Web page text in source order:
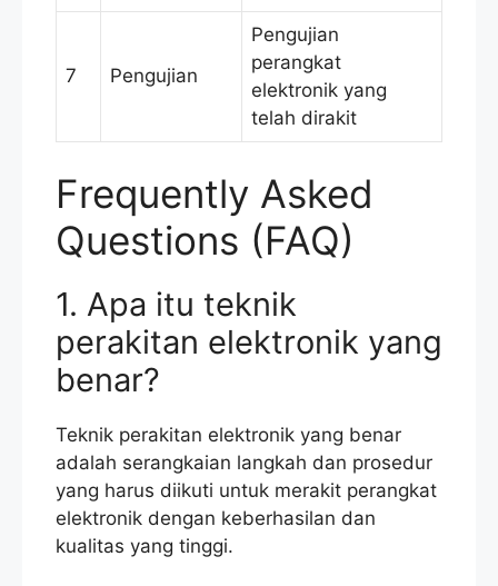
7 Pengujian
Pengujian
perangkat
elektronik yang
telah dirakit
Frequently Asked
Questions (FAQ)
1. Apa itu teknik
perakitan elektronik yang
benar?
Teknik perakitan elektronik yang benar
adalah serangkaian langkah dan prosedur
yang harus diikuti untuk merakit perangkat
elektronik dengan keberhasilan dan
kualitas yang tinggi.